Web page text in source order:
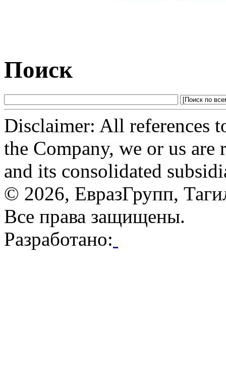
Поиск
Disclaimer: All references
the Company, we or us
and its consolidated
© 2026, ЕвразГрупп,
Все права защищены.
Разработано: